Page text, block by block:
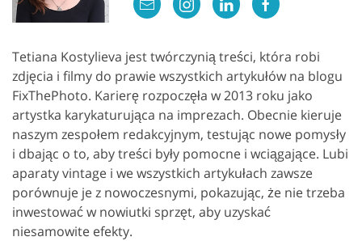
Tetiana Kostylieva jest twórczynią treści, która robi
zdjęcia i filmy do prawie wszystkich artykułów na blogu
FixThePhoto. Karierę rozpoczęła w 2013 roku jako
artystka karykaturująca na imprezach. Obecnie kieruje
naszym zespołem redakcyjnym, testując nowe pomysły
i dbając o to, aby treści były pomocne i wciągające. Lubi
aparaty vintage i we wszystkich artykułach zawsze
porównuje je z nowoczesnymi, pokazując, że nie trzeba
inwestować w nowiutki sprzęt, aby uzyskać
niesamowite efekty.